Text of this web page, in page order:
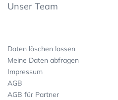
Unser Team
Daten löschen lassen
Meine Daten abfragen
Impressum
AGB
AGB für Partner